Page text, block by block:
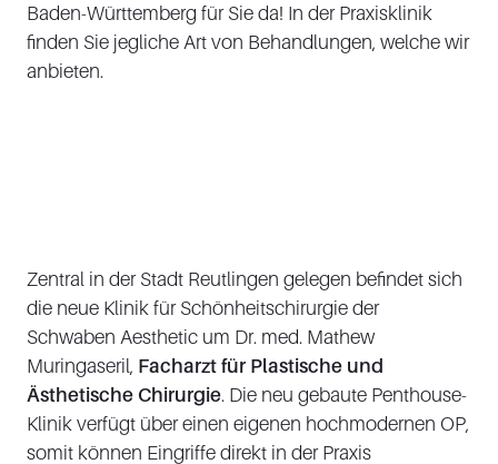
Baden-Württemberg für Sie da! In der Praxisklinik
finden Sie jegliche Art von Behandlungen, welche wir
anbieten.
Zentral in der Stadt Reutlingen gelegen befindet sich
die neue Klinik für Schönheitschirurgie der
Schwaben Aesthetic um Dr. med. Mathew
Muringaseril, Facharzt für Plastische und
Ästhetische Chirurgie. Die neu gebaute Penthouse-
Klinik verfügt über einen eigenen hochmodernen OP,
somit können Eingriffe direkt in der Praxis